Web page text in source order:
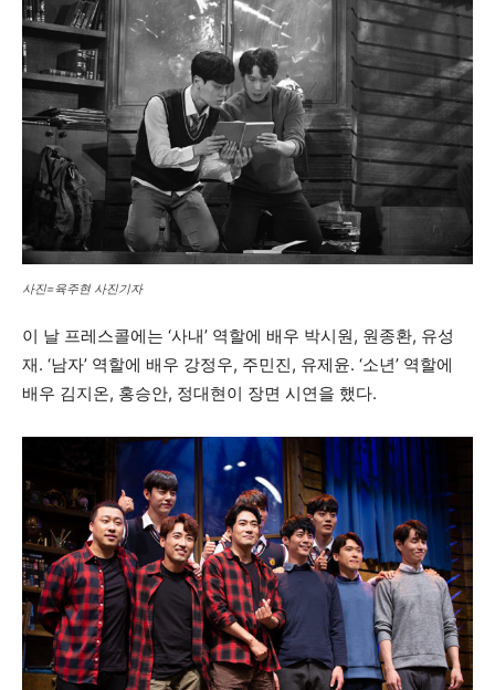
사진=육주현 사진기자
이 날 프레스콜에는 ‘사내’ 역할에 배우 박시원, 원종환, 유성
재. ‘남자’ 역할에 배우 강정우, 주민진, 유제윤. ‘소년’ 역할에
배우 김지온, 홍승안, 정대현이 장면 시연을 했다.